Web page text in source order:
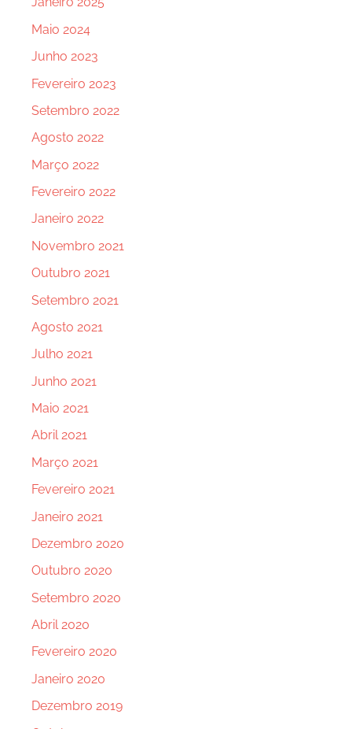
Maio 2024
Junho 2023
Fevereiro 2023
Setembro 2022
Agosto 2022
Março 2022
Fevereiro 2022
Janeiro 2022
Novembro 2021
Outubro 2021
Setembro 2021
Agosto 2021
Julho 2021
Junho 2021
Maio 2021
Abril 2021
Março 2021
Fevereiro 2021
Janeiro 2021
Dezembro 2020
Outubro 2020
Setembro 2020
Abril 2020
Fevereiro 2020
Janeiro 2020
Dezembro 2019